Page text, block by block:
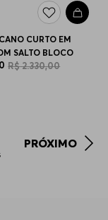
CURTO EM
SALTO BLOCO
R$2.330,00
PRÓXIMO